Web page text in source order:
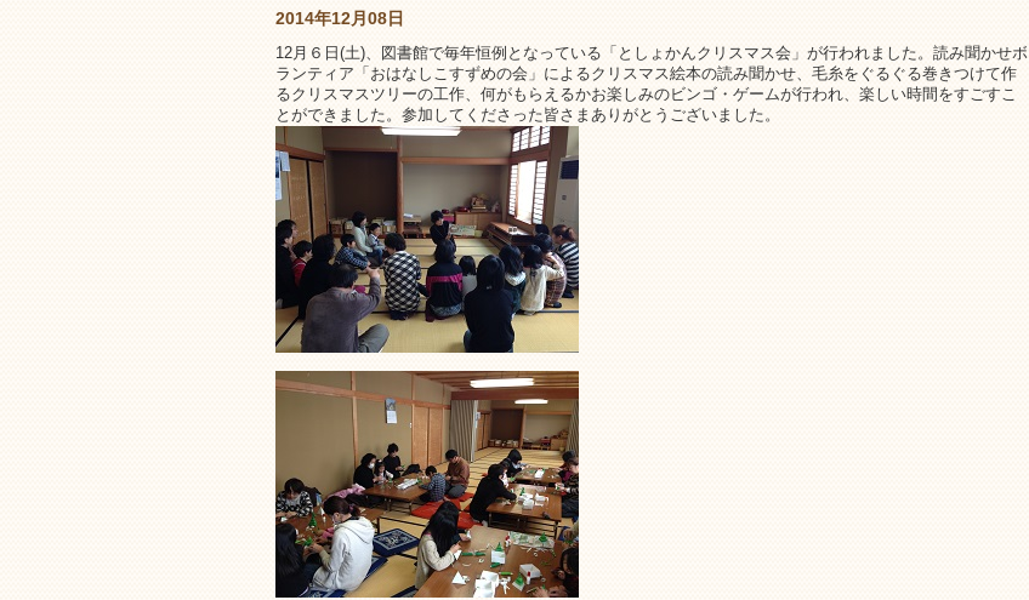
2014年12月08日
12月６日(土)、図書館で毎年恒例となっている「としょかんクリスマス会」が行われました。読み聞かせボ
ランティア「おはなしこすずめの会」によるクリスマス絵本の読み聞かせ、毛糸をぐるぐる巻きつけて作
るクリスマスツリーの工作、何がもらえるかお楽しみのビンゴ・ゲームが行われ、楽しい時間をすごすこ
とができました。参加してくださった皆さまありがとうございました。